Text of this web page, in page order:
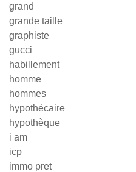
grand
grande taille
graphiste
gucci
habillement
homme
hommes
hypothécaire
hypothèque
i am
icp
immo pret